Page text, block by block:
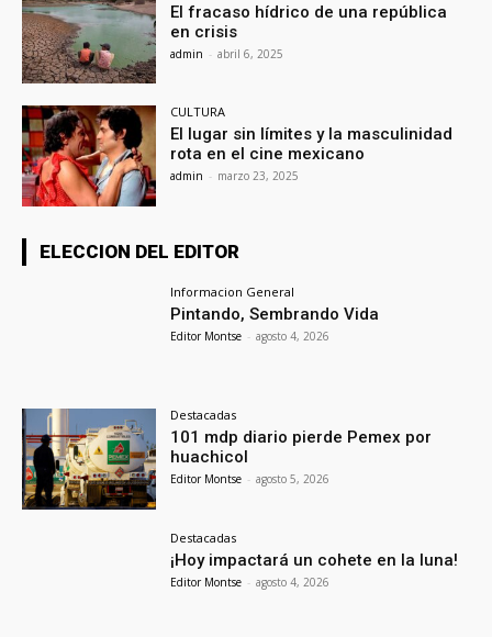
El fracaso hídrico de una república
en crisis
admin - abril 6, 2025
CULTURA
El lugar sin límites y la masculinidad
rota en el cine mexicano
admin - marzo 23, 2025
ELECCION DEL EDITOR
Informacion General
Pintando, Sembrando Vida
Editor Montse - agosto 4, 2026
Destacadas
101 mdp diario pierde Pemex por
huachicol
Editor Montse - agosto 5, 2026
Destacadas
¡Hoy impactará un cohete en la luna!
Editor Montse - agosto 4, 2026